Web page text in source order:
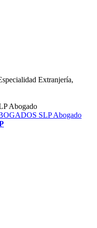
Extranjería,